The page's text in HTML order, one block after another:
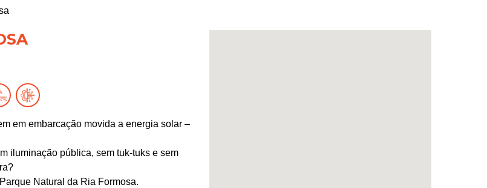
em embarcação movida a energia solar –
iluminação pública, sem tuk-tuks e sem
Natural da Ria Formosa.